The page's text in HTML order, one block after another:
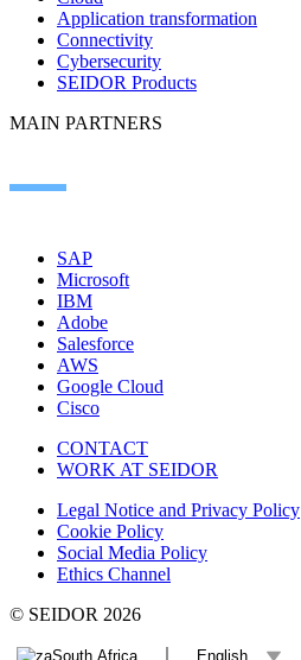
Application transformation
Connectivity
Cybersecurity
SEIDOR Products
MAIN PARTNERS
SAP
Microsoft
IBM
Adobe
Salesforce
AWS
Google Cloud
Cisco
CONTACT
WORK AT SEIDOR
Legal Notice and Privacy Policy
Cookie Policy
Social Media Policy
Ethics Channel
© SEIDOR 2026
South Africa English